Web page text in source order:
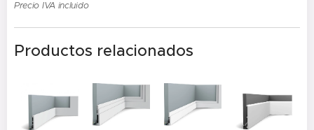
Precio IVA incluido
Productos relacionados